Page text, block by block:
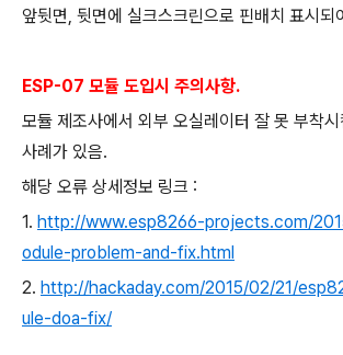
앞뒷면, 뒷면에 실크스크린으로 핀배치 표시되
ESP-07 모듈 도입시 주의사항.
모듈 제조사에서 외부 오실레이터 잘 못 부착
사례가 있음.
해당 오류 상세정보 링크 :
1. http://www.esp8266-projects.com/
odule-problem-and-fix.html
2. http://hackaday.com/2015/02/21/
ule-doa-fix/